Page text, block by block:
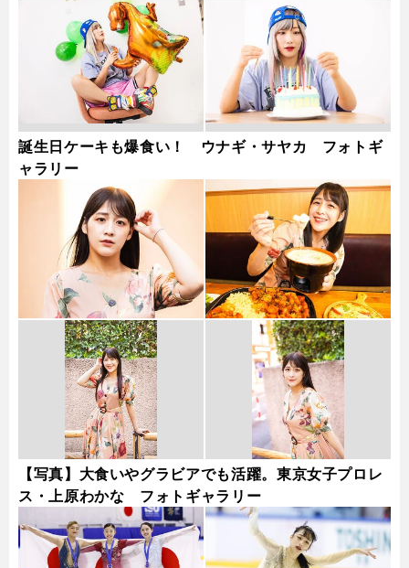
誕生日ケーキも爆食い！ ウナギ・サヤカ フォトギ
ャラリー
【写真】大食いやグラビアでも活躍。東京女子プロレ
ス・上原わかな フォトギャラリー